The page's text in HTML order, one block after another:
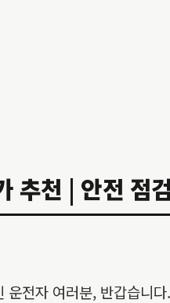
추천 | 안전 점
전자 여러분, 반갑습니